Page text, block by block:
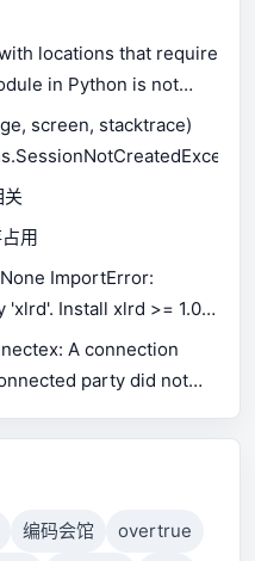
locations that require
in Python is not
screen, stacktrace)
用
ImportError:
Install xlrd >= 1.0.0
to install xlrd.
A connection
party did not
host has failed
编码会馆
overtrue